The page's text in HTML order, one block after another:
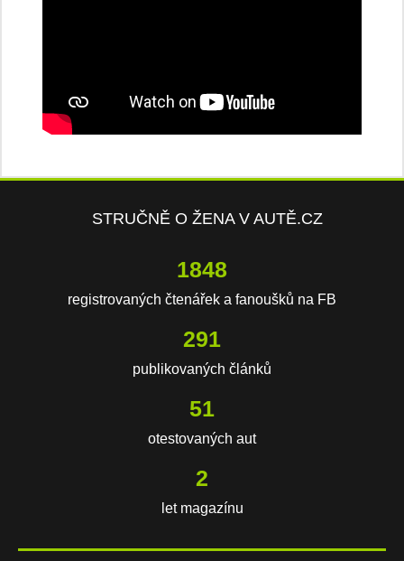
STRUČNĚ O ŽENA V AUTĚ.CZ
2877
registrovaných čtenářek a fanoušků na FB
454
publikovaných článků
80
otestovaných aut
3
let magazínu